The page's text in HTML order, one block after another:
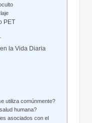
PET
la Vida⁢ Diaria
utiliza comúnmente?
humana?
asociados con el